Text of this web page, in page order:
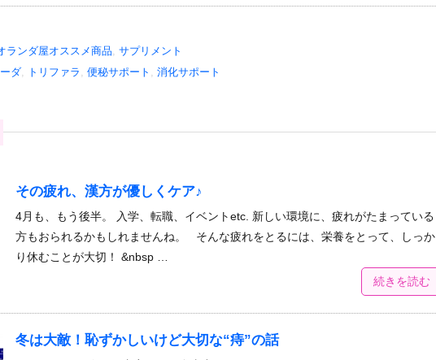
ランダ屋オススメ商品, サプリメント
ダ, トリファラ , 便秘サポート , 消化サポート
その疲れ、漢方が優しくケア♪
4月も、もう後半。 入学、転職、イベントetc. 新しい環境に、疲れがたまっている
方もおられるかもしれませんね。 そんな疲れをとるには、栄養をとって、しっか
り休むことが大切！ &nbsp …
続きを読む
冬は大敵！恥ずかしいけど大切な“痔”の話